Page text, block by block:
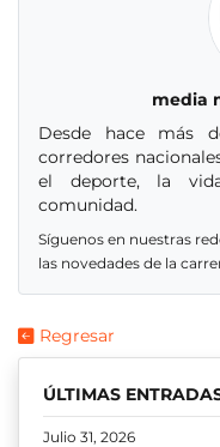
media
Desde hace más
corredores
el deporte, la
comunidad.
Síguenos en nuestras
las novedades de la
Regresar
ÚLTIMAS
Julio 31, 2026